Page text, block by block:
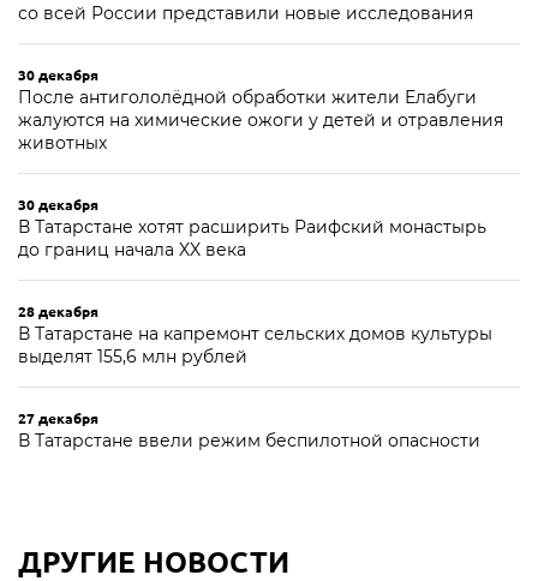
со всей России представили новые исследования
30 декабря
После антигололёдной обработки жители Елабуги
жалуются на химические ожоги у детей и отравления
животных
30 декабря
В Татарстане хотят расширить Раифский монастырь
до границ начала XX века
28 декабря
В Татарстане на капремонт сельских домов культуры
выделят 155,6 млн рублей
27 декабря
В Татарстане ввели режим беспилотной опасности
ДРУГИЕ НОВОСТИ